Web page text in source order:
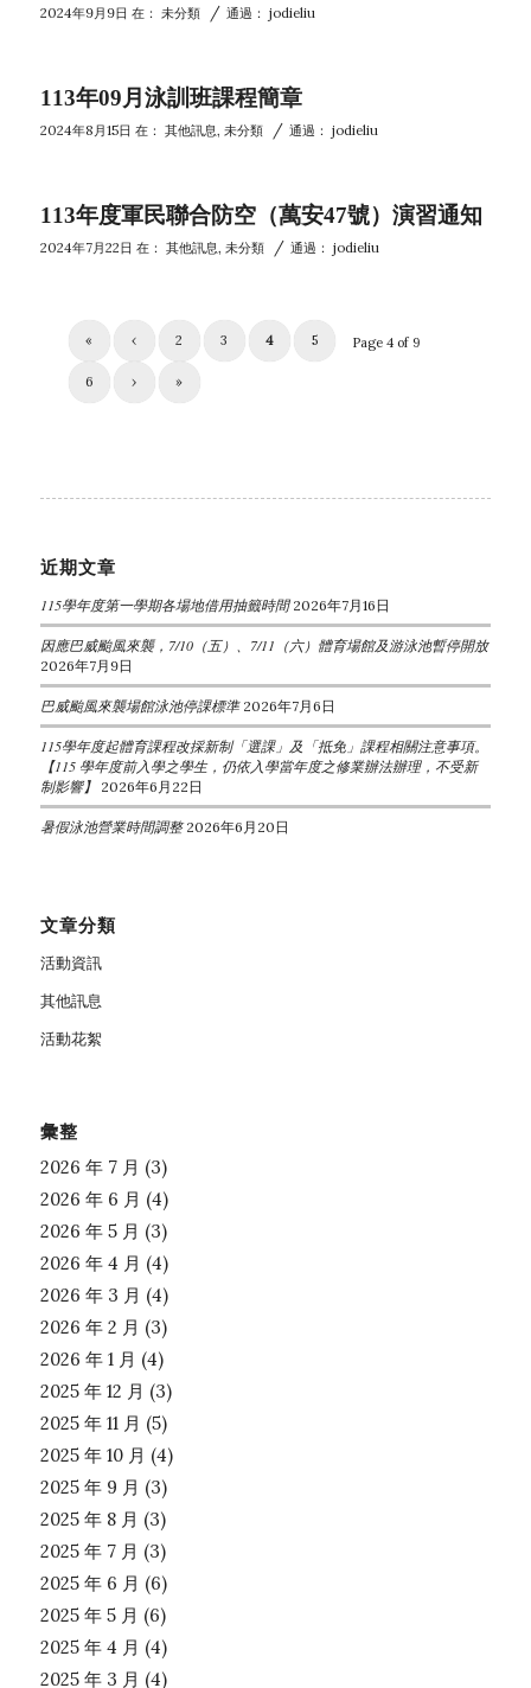
2024年9月9日 在： 未分類 / 通過： jodieliu
113年09月泳訓班課程簡章
2024年8月15日 在： 其他訊息 , 未分類 / 通過： jodieliu
113年度軍民聯合防空（萬安47號）演習通知
2024年7月22日 在： 其他訊息 , 未分類 / 通過： jodieliu
Page 4 of 9
« ‹ 2 3 4 5
6 › »
近期文章
115學年度第一學期各場地借用抽籤時間 2026年7月16日
因應巴威颱風來襲，7/10（五）、7/11（六）體育場館及游泳池暫停開放
2026年7月9日
巴威颱風來襲場館泳池停課標準 2026年7月6日
115學年度起體育課程改採新制「選課」及「抵免」課程相關注意事項。
【115 學年度前入學之學生，仍依入學當年度之修業辦法辦理，不受新
制影響】 2026年6月22日
暑假泳池營業時間調整 2026年6月20日
文章分類
活動資訊
其他訊息
活動花絮
彙整
2026 年 7 月 (3)
2026 年 6 月 (4)
2026 年 5 月 (3)
2026 年 4 月 (4)
2026 年 3 月 (4)
2026 年 2 月 (3)
2026 年 1 月 (4)
2025 年 12 月 (3)
2025 年 11 月 (5)
2025 年 10 月 (4)
2025 年 9 月 (3)
2025 年 8 月 (3)
2025 年 7 月 (3)
2025 年 6 月 (6)
2025 年 5 月 (6)
2025 年 4 月 (4)
2025 年 3 月 (4)